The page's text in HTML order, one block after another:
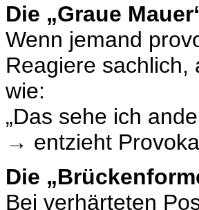
Die „Graue
Wenn jemand
Reagiere sachlich,
wie:
„Das sehe ich
→ entzieht
Die
Bei verhärteten